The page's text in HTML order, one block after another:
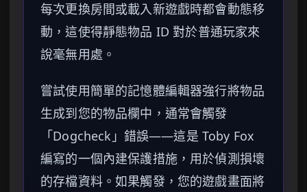
每次更換房間或載入新遊戲時都會動態移
動，這使得靜態物品 ID 對於普通玩家來
說毫無用處。
嘗試使用簡單的記憶體編輯器強行將物品
生成到您的物品欄中，通常會觸發
「Dogcheck」錯誤——這是 Toby Fox
編寫的一個內建保護措施，用於偵測損壞
的存檔資料。如果觸發，您的遊戲畫面將